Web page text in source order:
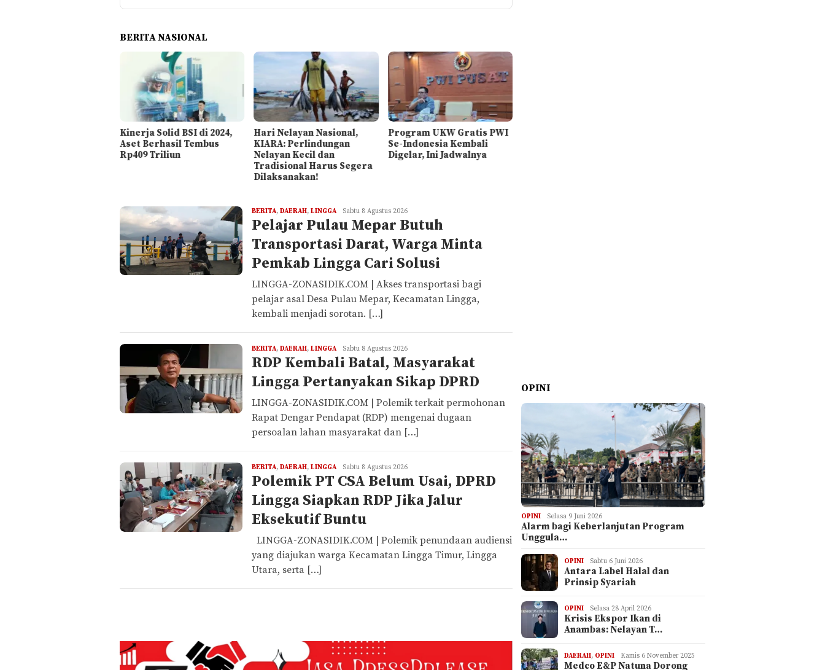
BERITA NASIONAL
Kinerja Solid BSI di 2024,
Aset Berhasil Tembus
Rp409 Triliun
Hari Nelayan Nasional,
KIARA: Perlindungan
Nelayan Kecil dan
Tradisional Harus Segera
Dilaksanakan!
Program UKW Gratis PWI
Se-Indonesia Kembali
Digelar, Ini Jadwalnya
ZONASIDIK BERITA, DAERAH, LINGGAREDAKSI
Sabtu 8 Agustus 2026
Pelajar Pulau Mepar Butuh
Transportasi Darat, Warga Minta
Pemkab Lingga Cari Solusi
LINGGA-ZONASIDIK.COM | Akses transportasi bagi
pelajar asal Desa Pulau Mepar, Kecamatan Lingga,
kembali menjadi sorotan. […]
BERITA, DAERAH, LINGGAREDAKSI
Sabtu 8 Agustus 2026
RDP Kembali Batal, Masyarakat
Lingga Pertanyakan Sikap DPRD
LINGGA-ZONASIDIK.COM | Polemik terkait permohonan
Rapat Dengar Pendapat (RDP) mengenai dugaan
persoalan lahan masyarakat dan […]
BERITA, DAERAH, LINGGAREDAKSI
Sabtu 8 Agustus 2026
Polemik PT CSA Belum Usai, DPRD
Lingga Siapkan RDP Jika Jalur
Eksekutif Buntu
LINGGA-ZONASIDIK.COM | Polemik penundaan audiensi
yang diajukan warga Kecamatan Lingga Timur, Lingga
Utara, serta […]
OPINI
OPINI Selasa 9 Juni 2026
Alarm bagi Keberlanjutan Program
Unggula…
OPINI Sabtu 6 Juni 2026
Antara Label Halal dan
Prinsip Syariah
OPINI Selasa 28 April 2026
Krisis Ekspor Ikan di
Anambas: Nelayan T…
DAERAH, OPINI Kamis 6 November 2025
Medco E&P Natuna Dorong